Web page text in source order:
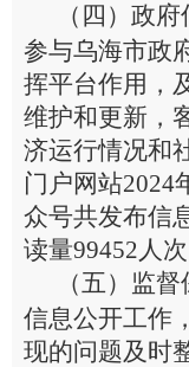
（ 四 ）政
参与乌海市政
挥平台作用，
维护和更新，
济运行情况和
门 户网站2024
众号共发布信
读量99452人次
（五） 监督
信息公开工作，
现的问题及时